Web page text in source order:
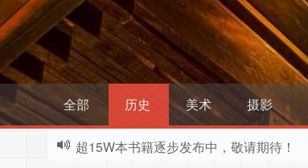
全部 历史 美术 摄影
超15W本书籍逐步发布中，敬请期待！